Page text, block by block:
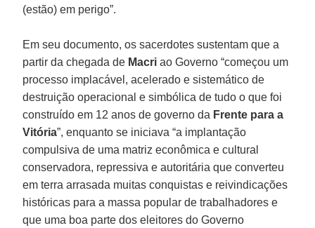
(estão) em perigo”.
Em seu documento, os sacerdotes sustentam que a
partir da chegada de Macri ao Governo “começou um
processo implacável, acelerado e sistemático de
destruição operacional e simbólica de tudo o que foi
construído em 12 anos de governo da Frente para a
Vitória”, enquanto se iniciava “a implantação
compulsiva de uma matriz econômica e cultural
conservadora, repressiva e autoritária que converteu
em terra arrasada muitas conquistas e reivindicações
históricas para a massa popular de trabalhadores e
que uma boa parte dos eleitores do Governo